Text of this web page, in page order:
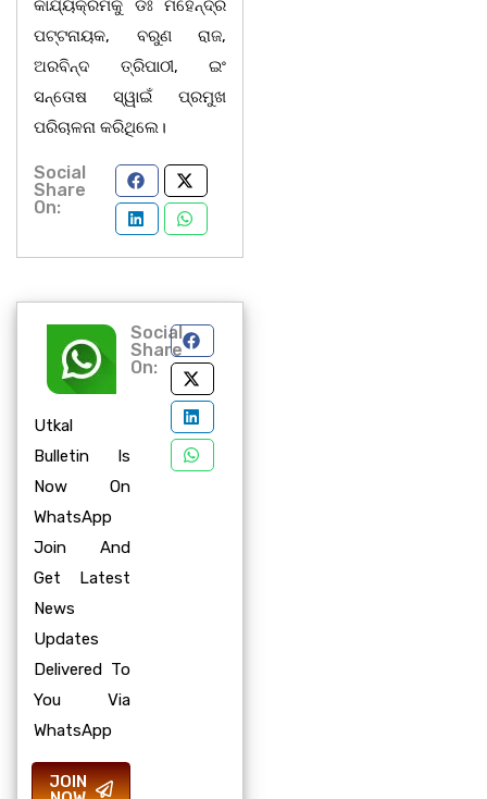
କାର୍ଯ୍ୟକ୍ରମକୁ ଡଃ ମହେନ୍ଦ୍ର
ପଟ୍ଟନାୟକ, ବରୁଣ ରାଜ,
ଅରବିନ୍ଦ ତ୍ରିପାଠୀ, ଇଂ
ସନ୍ତୋଷ ସ୍ୱାଇଁ ପ୍ରମୁଖ
ପରିଚାଳନା କରିଥିଲେ।
Social
Share
On:
Utkal
Bulletin Is
Now On
WhatsApp
Join And
Get Latest
News
Updates
Delivered To
You Via
WhatsApp
JOIN
Social
Share
On: